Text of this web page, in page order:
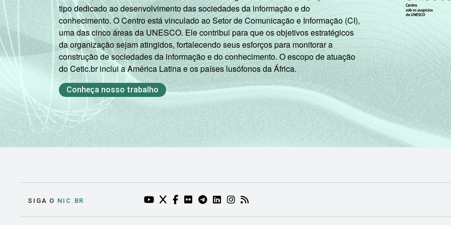
tipo dedicado ao desenvolvimento das sociedades da informação e do
conhecimento. O Centro está vinculado ao Setor de Comunicação e Informação (CI),
uma das cinco áreas da UNESCO. Ele contribui para que os objetivos estratégicos
da organização sejam atingidos, fortalecendo seus esforços para monitorar a
construção de sociedades da informação e do conhecimento. O escopo de atuação
do Cetic.br inclui a América Latina e os países lusófonos da África.
Conheça nosso trabalho
SIGA O NIC.BR YOUTUBE DO NIC.BR (ABRE EM NOVA ABA)
TWITTER DO NIC.BR (ABRE EM NOVA ABA)
FACEBOOK DO NIC.BR (ABRE EM NOVA ABA)
FLICKR DO NIC.BR (ABRE EM NOVA ABA)
TELEGRAM DO NIC.BR (ABRE EM NOVA ABA)
LINKEDIN DO NIC.BR (ABRE EM NOVA ABA)
INSTAGRAM DO NIC.BR (ABRE EM NOVA ABA)
RSS DO NIC.BR (ABRE EM NOVA ABA)